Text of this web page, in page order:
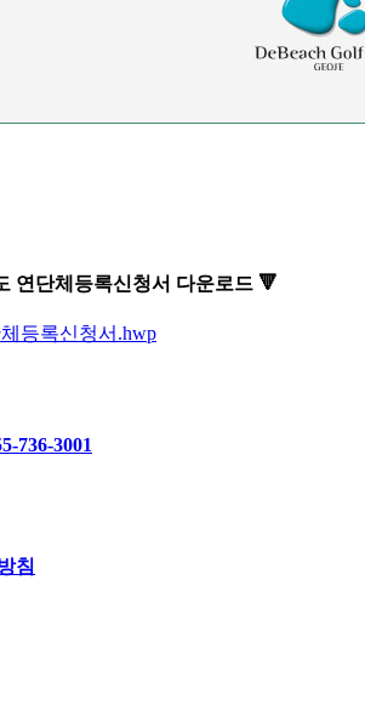
연단체등록신청서 다운로드 🔻
등록신청서.hwp
736-3001
침